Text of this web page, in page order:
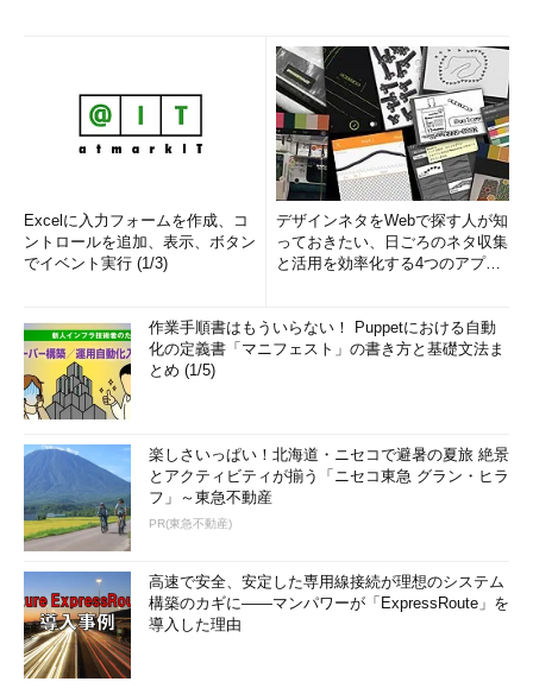
Excelに入力フォームを作成、コ
ントロールを追加、表示、ボタン
でイベント実行 (1/3)
デザインネタをWebで探す人が知
っておきたい、日ごろのネタ収集
と活用を効率化する4つのアプリ
作業手順書はもういらない！ Puppetにおける自動
化の定義書「マニフェスト」の書き方と基礎文法ま
とめ (1/5)
楽しさいっぱい！北海道・ニセコで避暑の夏旅 絶景
とアクティビティが揃う「ニセコ東急 グラン・ヒラ
フ」～東急不動産
PR(東急不動産)
高速で安全、安定した専用線接続が理想のシステム
構築のカギに――マンパワーが「ExpressRoute」を
導入した理由